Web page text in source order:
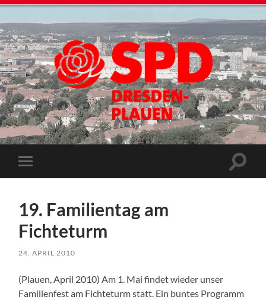
19. Familientag am
Fichteturm
24. APRIL 2010
(Plauen, April 2010) Am 1. Mai findet wieder unser
Familienfest am Fichteturm statt. Ein buntes Programm